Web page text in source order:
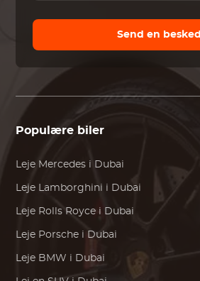
Send en besked
Populære biler
Leje Mercedes i Dubai
Leje Lamborghini i Dubai
Leje Rolls Royce i Dubai
Leje Porsche i Dubai
Leje BMW i Dubai